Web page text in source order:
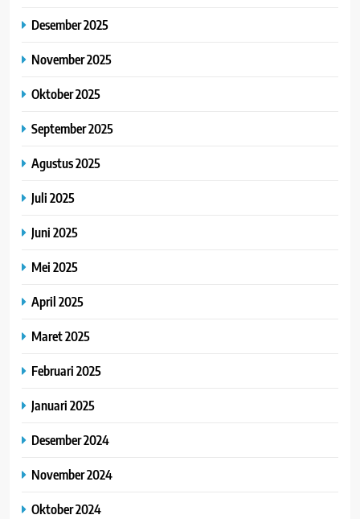
Desember 2025
November 2025
Oktober 2025
September 2025
Agustus 2025
Juli 2025
Juni 2025
Mei 2025
April 2025
Maret 2025
Februari 2025
Januari 2025
Desember 2024
November 2024
Oktober 2024